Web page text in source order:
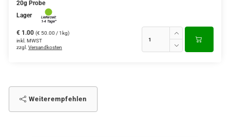
20g Probe
Lager
€ 1.00 (€ 50.00 / 1kg)
inkl. MWST
zzgl. Versandkosten
Weiterempfehlen